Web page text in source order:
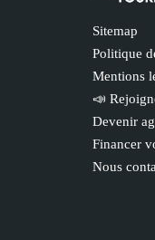
Sitemap
Politique
Mentions
📣
Devenir
Financer
Nous